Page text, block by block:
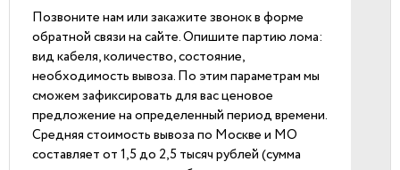
Позвоните нам или закажите звонок в форме
обратной связи на сайте. Опишите партию лома:
вид кабеля, количество, состояние,
необходимость вывоза. По этим параметрам мы
сможем зафиксировать для вас ценовое
предложение на определенный период времени.
Средняя стоимость вывоза по Москве и МО
составляет от 1,5 до 2,5 тысяч рублей (сумма